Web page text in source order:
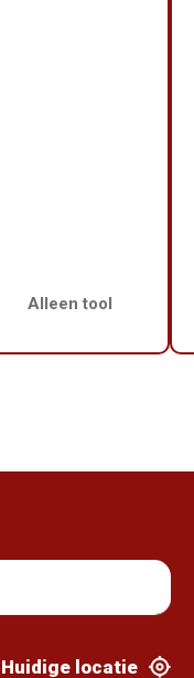
Alleen tool
Huidige locatie